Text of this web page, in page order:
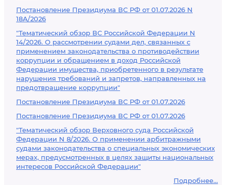
Постановление Президиума ВС РФ от 01.07.2026 N
18А/2026
"Тематический обзор ВС Российской Федерации N
14/2026. О рассмотрении судами дел, связанных с
применением законодательства о противодействии
коррупции и обращением в доход Российской
Федерации имущества, приобретенного в результате
нарушения требований и запретов, направленных на
предотвращение коррупции"
Постановление Президиума ВС РФ от 01.07.2026
Постановление Президиума ВС РФ от 01.07.2026
"Тематический обзор Верховного суда Российской
Федерации N 8/2026. О применении арбитражными
судами законодательства о специальных экономических
мерах, предусмотренных в целях защиты национальных
интересов Российской Федерации"
Подробнее...